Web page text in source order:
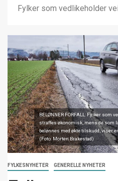
Fylker som vedlikeholder
BELØNNER FORFALL: Fylker som
straffes økonomisk, mens de som
belønnes med økte tilskudd, viser
(Foto: Morten Brakestad)
FYLKESNYHETER GENERELLE NYHETER